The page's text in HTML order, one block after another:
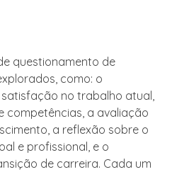
questionamento de
como: o
no trabalho atual,
competências, a avaliação
a reflexão sobre o
e profissional, e o
de carreira. Cada um